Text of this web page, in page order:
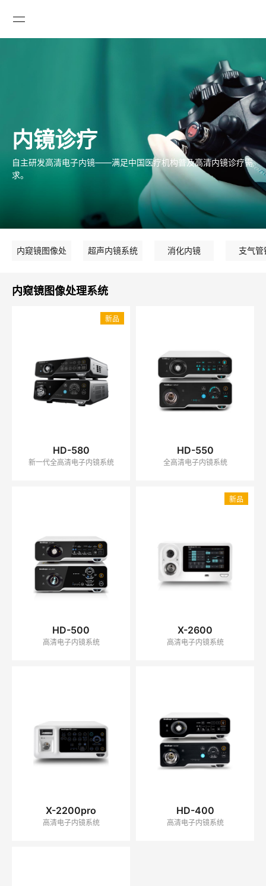

UNITED STATES
内镜诊疗
自主研发高清电子内镜­­——满足中国医疗机构普及高清内镜诊疗需
求。
内窥镜图像处
超声内镜系统 消化内镜 支气管
内窥镜图像处理系统
新品
HD-580
新一代全高清电子内镜系统
HD-550
全高清电子内镜系统
HD-500
高清电子内镜系统
新品
X-2600
高清电子内镜系统
X-2200pro
高清电子内镜系统
HD-400
高清电子内镜系统